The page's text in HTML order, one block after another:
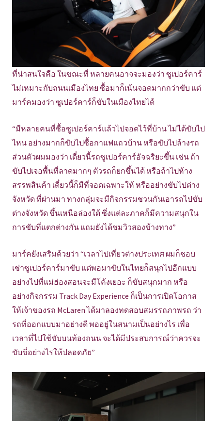
ที่น่าสนใจคือ ในขณะที่ หลายคนอาจจะมองว่า ซูเปอร์คาร์
ไม่เหมาะกับถนนเมืองไทย ซื้อมาก็เน้นจอดมากกว่าขับ แต่
มาร์คมองว่า ซูเปอร์คาร์ก็ขับในเมืองไทยได้
“มีหลายคนที่ซื้อซูเปอร์คาร์แล้วไปจอดไว้ที่บ้าน ไม่ได้ขับไป
ไหน อย่างมากก็ขับไปซื้อกาแฟแถวบ้าน หรือขับไปล้างรถ
ส่วนตัวผมมองว่า เดี๋ยวนี้รถซูเปอร์คาร์อัจฉริยะขึ้น เช่น ถ้า
ขับไปเจอพื้นที่ลาดมากๆ ตัวรถก็ยกขึ้นได้ หรือถ้าไปห้าง
สรรพสินค้า เดี๋ยวนี้ก็มีที่จอดเฉพาะให้ หรืออย่างขับไปต่าง
จังหวัด ที่ผ่านมา ทางกลุ่มจะมีกิจกรรมชวนกันเอารถไปขับ
ต่างจังหวัด ขึ้นเหนือล่องใต้ ซึ่งแต่ละภาคก็มีความสนุกใน
การขับที่แตกต่างกัน แถมยังได้ชมวิวสองข้างทาง”
มาร์คยังเสริมด้วยว่า “เวลาไปเที่ยวต่างประเทศ ผมก็ชอบ
เช่าซูเปอร์คาร์มาขับ แต่พอมาขับในไทยก็สนุกไปอีกแบบ
อย่างไปที่แม่ฮ่องสอนจะมีโค้งเยอะ ก็ขับสนุกมาก หรือ
อย่างกิจกรรม Track Day Experience ก็เป็นการเปิดโอกาส
ให้เจ้าของรถ McLaren ได้มาลองทดสอบสมรรถภาพรถ ว่า
รถที่ออกแบบมาอย่างดี พออยู่ในสนามเป็นอย่างไร เพื่อ
เวลาที่ไปใช้ขับบนท้องถนน จะได้มีประสบการณ์ว่าควรจะ
ขับขี่อย่างไรให้ปลอดภัย”